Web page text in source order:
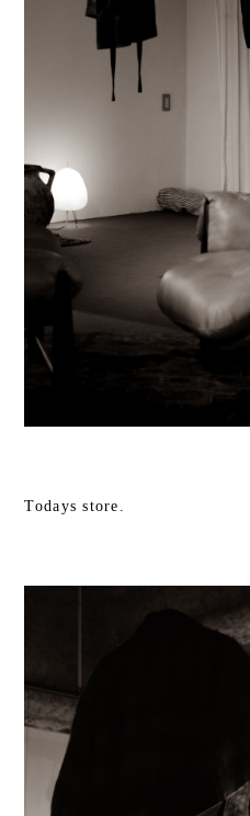
Todays store.